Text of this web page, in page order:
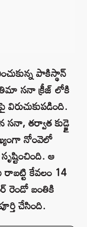
పాకిస్థాన్
సనా క్రీజ్‌ లోకి
తర్వాత కుడ్జై
నోంవెలో
ఆ
కేవలం 14
రెండో బంతికి
చేసింది.